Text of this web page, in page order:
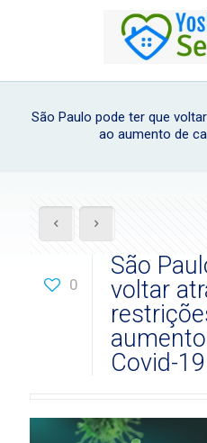
São Paulo pode ter que
ao aumento de
0
São
voltar
Covid-19